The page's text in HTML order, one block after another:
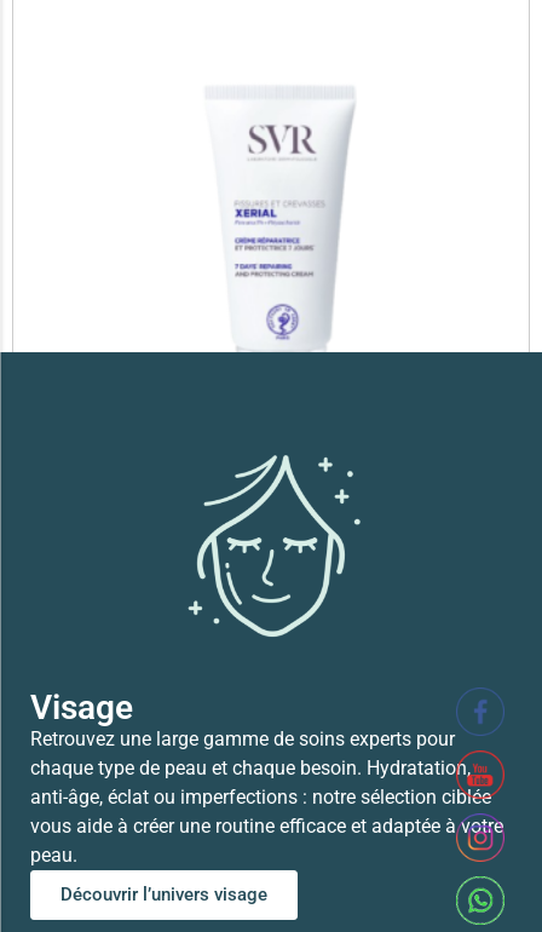
SVR XERIAL FISSURES ET CREVASSES
Visage
Retrouvez une large gamme de soins experts pour
chaque type de peau et chaque besoin. Hydratation,
anti-âge, éclat ou imperfections : notre sélection ciblée
vous aide à créer une routine efficace et adaptée à votre
peau.
Découvrir l’univers visage